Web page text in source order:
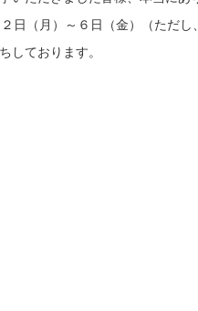
日（月）～６日（金）（ただし
しております。